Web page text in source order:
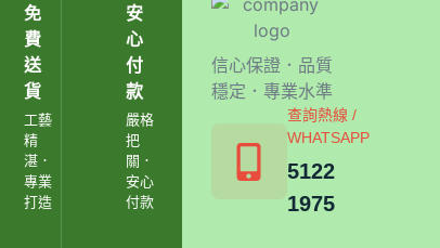
免
費
送
貨
工藝
精
湛．
專業
打造
安
心
付
款
嚴格
把
關．
安心
付款
信心保證．品質
穩定．專業水準
查詢熱線 /
WHATSAPP
5122
1975